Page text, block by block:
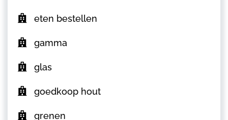
eten bestellen
gamma
glas
goedkoop hout
grenen